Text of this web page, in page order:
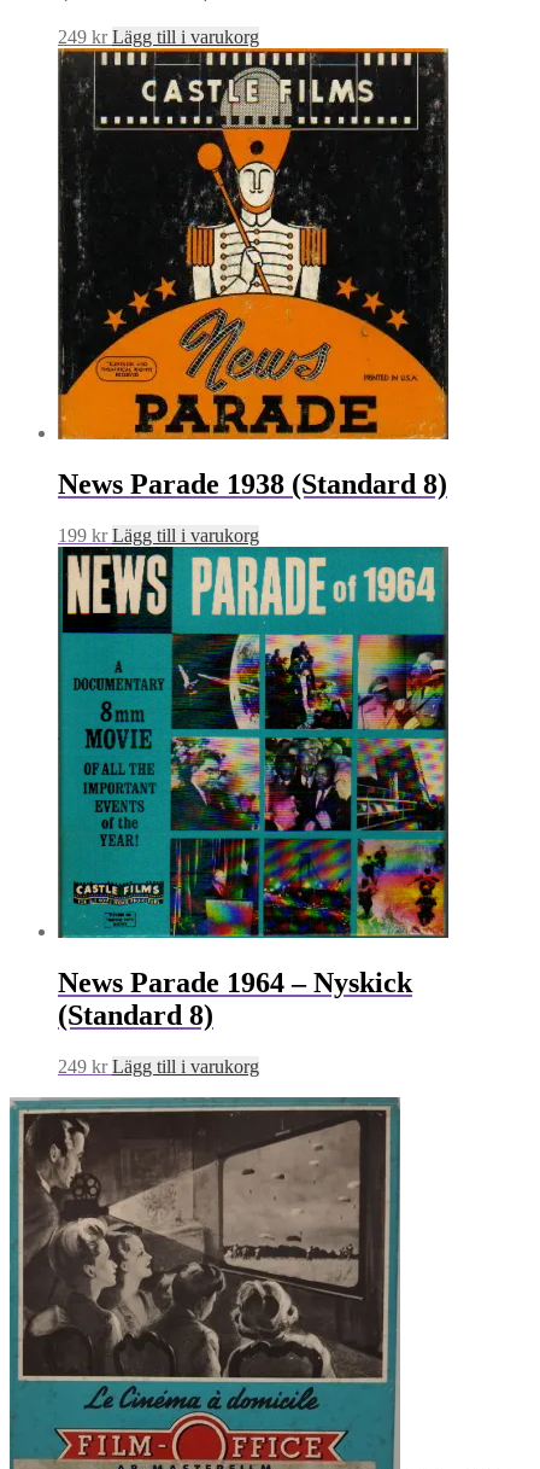
249 kr Lägg till i varukorg
News Parade 1938 (Standard 8)
199 kr Lägg till i varukorg
News Parade 1964 – Nyskick
(Standard 8)
249 kr Lägg till i varukorg